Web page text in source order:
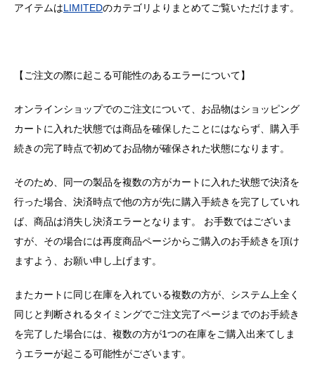
アイテムはLIMITEDのカテゴリよりまとめてご覧いただけます。
【ご注文の際に起こる可能性のあるエラーについて】
オンラインショップでのご注文について、お品物はショッピング
カートに入れた状態では商品を確保したことにはならず、購入手
続きの完了時点で初めてお品物が確保された状態になります。
そのため、同一の製品を複数の方がカートに入れた状態で決済を
行った場合、決済時点で他の方が先に購入手続きを完了していれ
ば、商品は消失し決済エラーとなります。 お手数ではございま
すが、その場合には再度商品ページからご購入のお手続きを頂け
ますよう、お願い申し上げます。
またカートに同じ在庫を入れている複数の方が、システム上全く
同じと判断されるタイミングでご注文完了ページまでのお手続き
を完了した場合には、複数の方が1つの在庫をご購入出来てしま
うエラーが起こる可能性がございます。